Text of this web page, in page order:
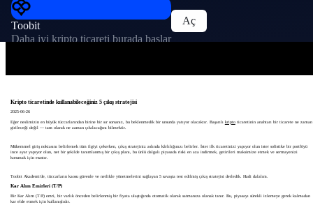
Toobit
Daha iyi kripto ticareti burada başlar
Aç
Kripto ticaretinde kullanabileceğiniz 5 çıkış stratejisi
2025-06-26
Eğer neslimizin en büyük tüccarlarından birine bir sır sorsanız, bu beklenmedik bir unsurda yatıyor olacaktır. Başarılı kriptoticaretinin anahtarı bir ticarete ne zaman
girileceği değil — tam olarak ne zaman çıkılacağını bilmektir.
Mükemmel giriş noktasını belirlemek tüm ilgiyi çekerken, çıkış stratejiniz aslında kârlılığınızı belirler. İster ilk ticaretinizi yapıyor olun ister sofistike bir portföyü
ince ayar yapıyor olun, net bir şekilde tanımlanmış bir çıkış planı, bu ünlü dalgalı piyasada riski en aza indirmek, getirileri maksimize etmek ve sermayenizi
korumak için esastır.
Toobit Akademi'de, tüccarların kaosu güvenle ve netlikle yönetmelerini sağlayan 5 savaşta test edilmiş çıkış stratejisi derledik. Hadi dalalım.
Kar Alım Emirleri (T/P)
Bir Kar Alım (T/P) emri, bir varlık önceden belirlenmiş bir fiyata ulaştığında otomatik olarak satmanıza olanak tanır. Bu, piyasayı sürekli izlemeye gerek kalmadan
kar elde etmek için kullanışlıdır.